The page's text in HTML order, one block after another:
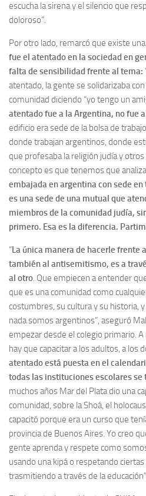
escucha la sirena y el silencio que
doloroso”.
Por otro lado, remarcó que existe una
fue el atentado en la sociedad en
falta de sensibilidad frente al tema:
atentado, la gente se solidarizaba
comunidad diciendo “yo tengo un
atentado fue a la Argentina, no fue
edificio era sede de la bolsa de
donde trabajan argentinos, donde
que profesaba la religión judía y
concepto es que tenemos que
embajada en argentina con sede
es una sede de una mutual que
miembros de la comunidad judía,
primero. Esa es la diferencia.
“La única manera de hacerle frente
también al antisemitismo, es a
al otro. Que empiecen a entender
que es una comunidad como
costumbres, su cultura y su historia,
nada somos argentinos”, aseguró
empezar desde el colegio primario.
hay que capacitar a los adultos, a los
atentado está puesta en el
todas las instituciones escolares se
muchos años Mar del Plata dio una
comunidad, sobre la Shoá, el
capacitó porque era un curso que
provincia de Buenos Aires. Yo creo
gente aprenda y respete como
usando una kipá o respetando
trasmitiendo a través de la